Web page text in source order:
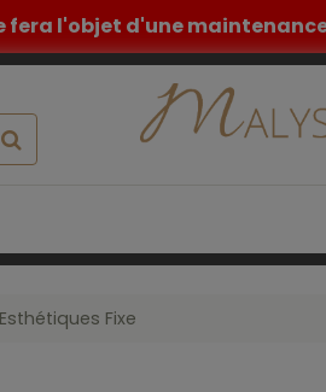
l'objet d'une maintenance
Fixe